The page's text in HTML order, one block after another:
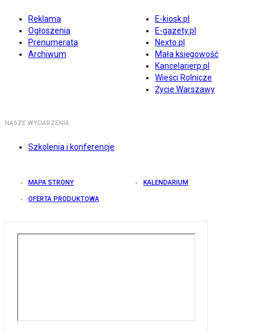
Reklama
Ogłoszenia
Prenumerata
Archiwum
E-kiosk.pl
E-gazety.pl
Nexto.pl
Mała księgowość
Kancelarierp.pl
Wieści Rolnicze
Życie Warszawy
NASZE WYDARZENIA
Szkolenia i konferencje
MAPA STRONY KALENDARIUM
OFERTA PRODUKTOWA